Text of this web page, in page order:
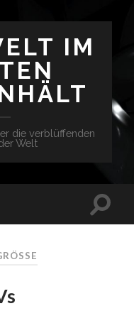
IM
die verblüffenden
Welt